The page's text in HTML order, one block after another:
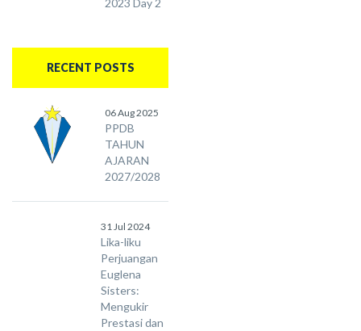
2023 Day 2
RECENT POSTS
06 Aug 2025
PPDB
TAHUN
AJARAN
2027/2028
31 Jul 2024
Lika-liku
Perjuangan
Euglena
Sisters:
Mengukir
Prestasi dan